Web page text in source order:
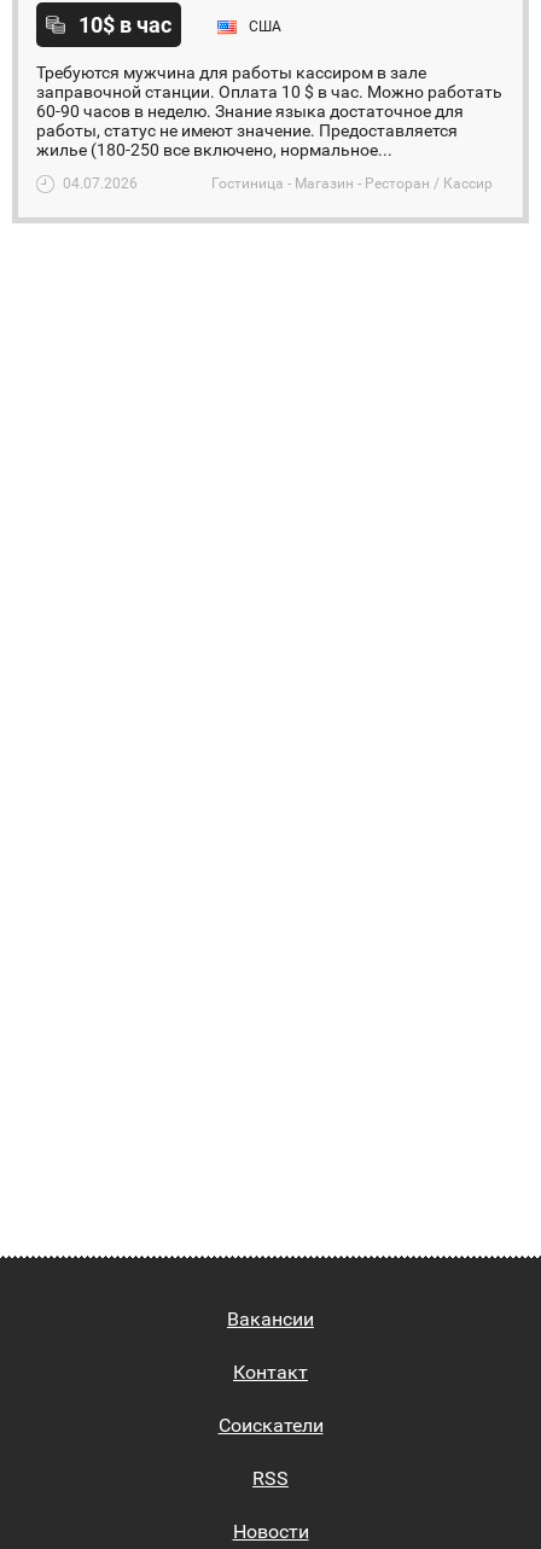
10$ в час США
Требуются мужчина для работы кассиром в зале
заправочной станции. Оплата 10 $ в час. Можно работать
60-90 часов в неделю. Знание языка достаточное для
работы, статус не имеют значение. Предоставляется
жилье (180-250 все включено, нормальное...
04.07.2026 Гостиница - Магазин - Ресторан / Кассир
Вакансии
Контакт
Соискатели
RSS
Новости